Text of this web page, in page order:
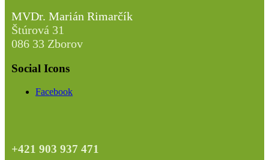
MVDr. Marián Rimarčík
Štúrová 31
086 33 Zborov
Social Icons
Facebook
+421 903 937 471